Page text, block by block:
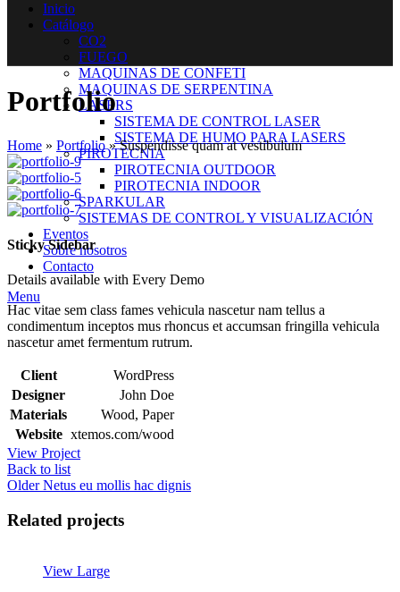
Inicio
Catálogo
CO2
FUEGO
MAQUINAS DE CONFETI
MAQUINAS DE SERPENTINA
LASERS
SISTEMA DE CONTROL LASER
SISTEMA DE HUMO PARA LASERS
PIROTECNIA
PIROTECNIA OUTDOOR
PIROTECNIA INDOOR
SPARKULAR
SISTEMAS DE CONTROL Y VISUALIZACIÓN
Eventos
Sobre nosotros
Contacto
Menu
Portfolio
Home » Portfolio»Suspendisse quam at vestibulum
Sticky Sidebar
Details available with Every Demo
Hac vitae sem class fames vehicula nascetur nam tellus a
condimentum inceptos mus rhoncus et accumsan fringilla vehicula
nascetur amet fermentum rutrum.
Client
WordPress
Designer
John Doe
Materials
Wood, Paper
Website xtemos.com/wood
View Project
Back to list
Older Netus eu mollis hac dignis
Related projects
View Large